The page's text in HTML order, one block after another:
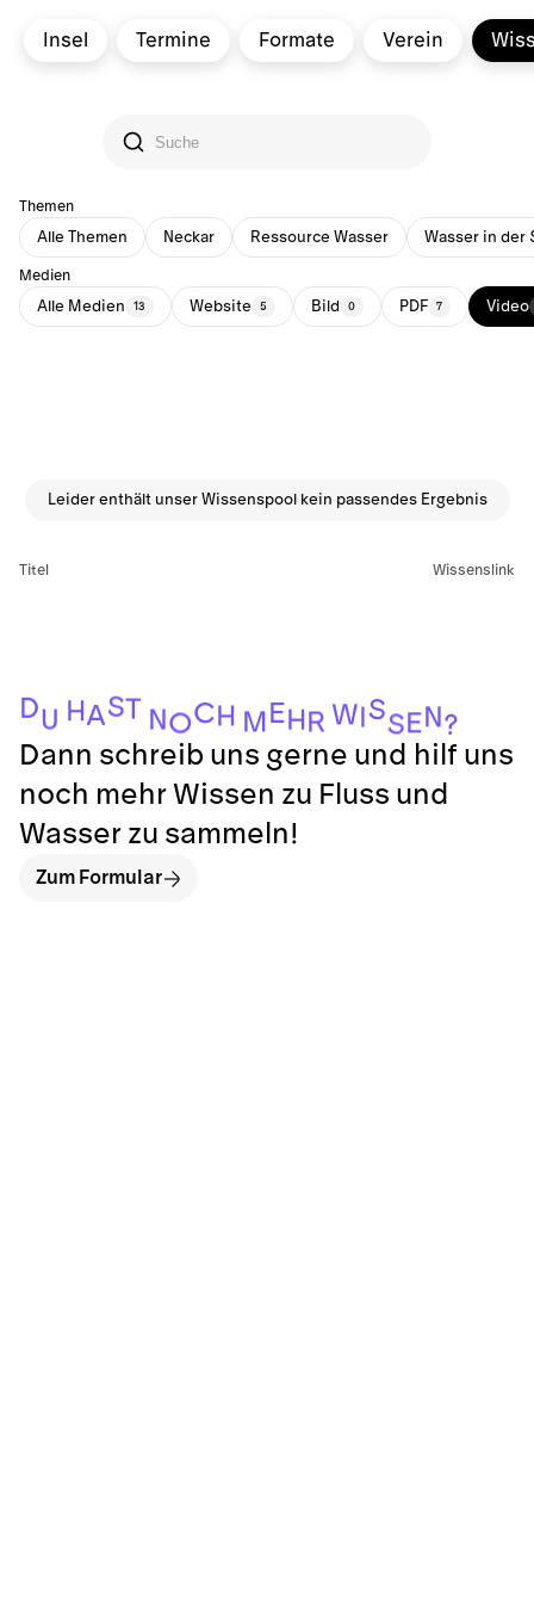
Insel Termine Formate Verein
Themen
Alle Themen Neckar Ressource Wasser Wasser in der
Medien
Alle Medien 13 Website 5 Bild 0 PDF 7 Video
Leider enthält unser Wissenspool kein passendes Ergebnis
Titel Wissenslink
DU H AST N OC H M E H R W SSE N ?
Dann schreib uns gerne und hilf uns
noch mehr Wissen zu Fluss und
Wasser zu sammeln!
Zum Formular